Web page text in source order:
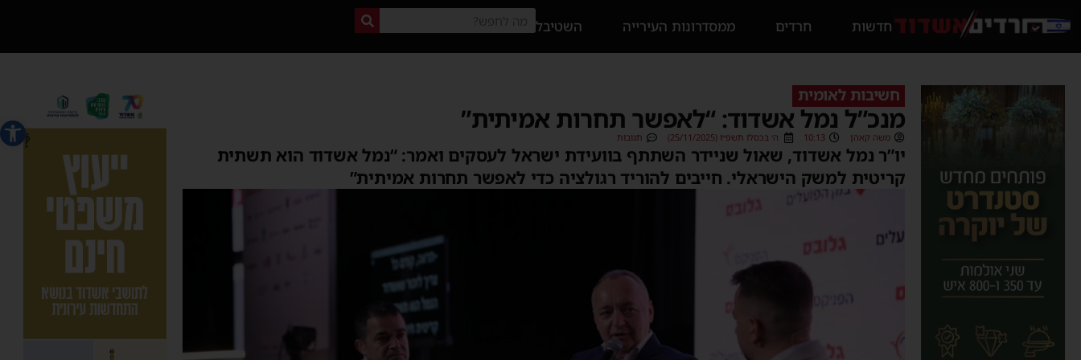
פתח
חדשות חרדים ממסדרונות העירייה השטיבל
חשיבות לאומית
מנכ”ל נמל אשדוד: “לאפשר תחרות אמיתית”
משה קאהן 10:13 ה׳ בכסלו תשפ״ו (25/11/2025) תגובות
יו”ר נמל אשדוד, שאול שניידר השתתף בוועידת ישראל לעסקים ואמר: “נמל אשדוד הוא תשתית
קריטית למשק הישראלי. חייבים להוריד רגולציה כדי לאפשר תחרות אמיתית”